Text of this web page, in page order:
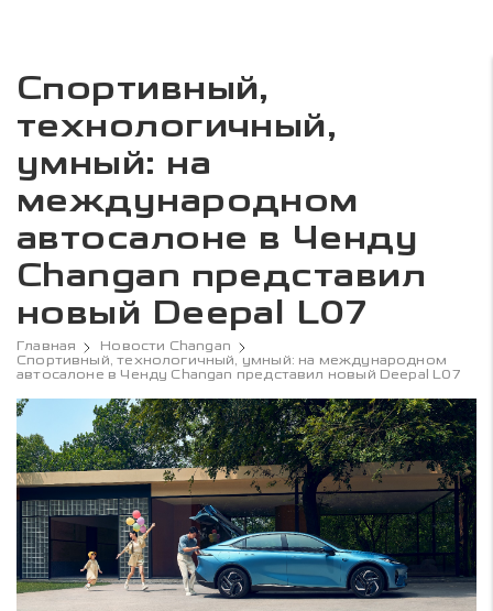
Спортивный,
технологичный,
умный: на
международном
автосалоне в Ченду
Changan представил
новый Deepal L07
Главная
Новости Changan
Спортивный, технологичный, умный: на международном
автосалоне в Ченду Changan представил новый Deepal L07